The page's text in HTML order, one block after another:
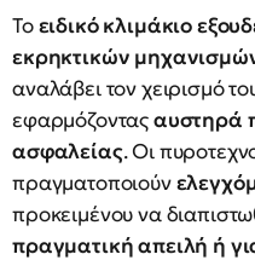
Τοειδικό κλιμάκιο
εκρηκτικών
αναλάβει τον χειρισμό
εφαρμόζονταςαυστηρά
ασφαλείας. Οι
πραγματοποιούν
προκειμένου να
πραγματική απειλή ή